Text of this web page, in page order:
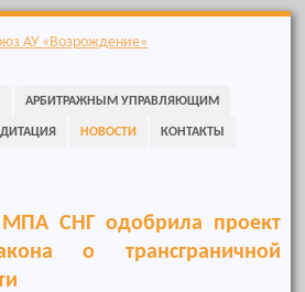
АРБИТРАЖНЫМ УПРАВЛЯЮЩИМ
НОВОСТИ КОНТАКТЫ
МПА СНГ одобрила проект
о трансграничной